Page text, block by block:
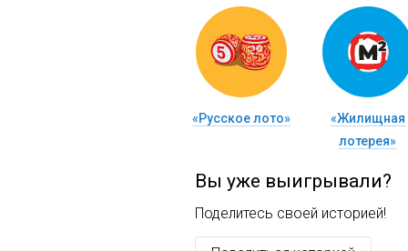
«Русское лото»
«Жилищная
лотерея»
Вы уже выигрывали?
Поделитесь своей историей!